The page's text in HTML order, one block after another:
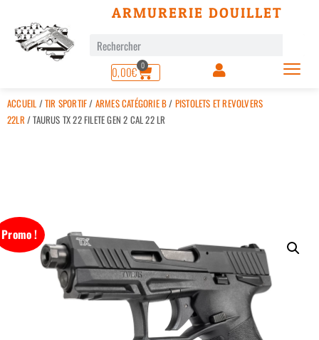
ARMURERIE DOUILLET
0,00€ 0
ACCUEIL /TIR SPORTIF/ ARMES CATÉGORIE B/ PISTOLETS ET REVOLVERS
22LR / TAURUS TX 22 FILETE GEN 2 CAL 22 LR
Promo !